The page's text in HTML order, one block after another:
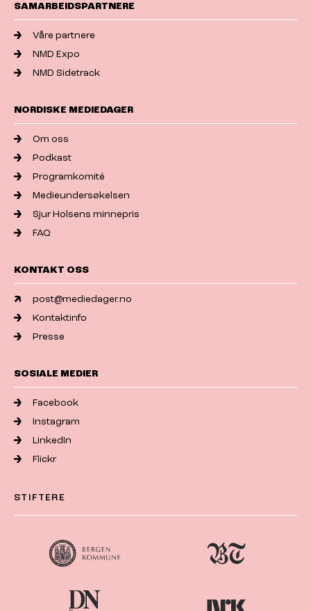
SAMARBEIDSPARTNERE
Våre partnere
NMD Expo
NMD Sidetrack
NORDISKE MEDIEDAGER
Om oss
Podkast
Programkomité
Medieundersøkelsen
Sjur Holsens minnepris
FAQ
KONTAKT OSS
post@mediedager.no
Kontaktinfo
Presse
SOSIALE MEDIER
Facebook
Instagram
LinkedIn
Flickr
STIFTERE